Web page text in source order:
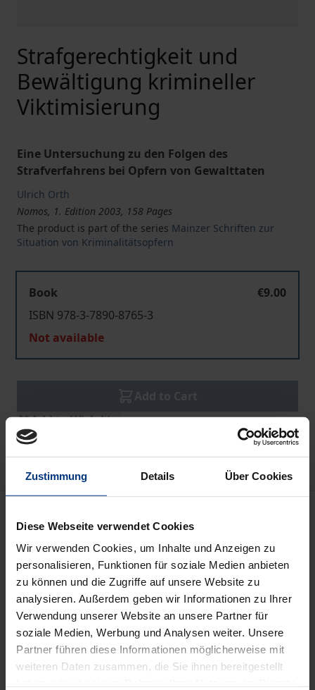
Zustimmung Details Über Cookies
Diese Webseite verwendet Cookies
Wir verwenden Cookies, um Inhalte und Anzeigen zu
personalisieren, Funktionen für soziale Medien anbieten
zu können und die Zugriffe auf unsere Website zu
analysieren. Außerdem geben wir Informationen zu Ihrer
Verwendung unserer Website an unsere Partner für
soziale Medien, Werbung und Analysen weiter. Unsere
Partner führen diese Informationen möglicherweise mit
weiteren Daten zusammen, die Sie ihnen bereitgestellt
Strafgerechtigkeit und
Bewältigung krimineller
Viktimisierung
Eine Untersuchung zu den Folgen des
Strafverfahrens bei Opfern von Gewalttaten
Ulrich Orth
Nomos, 1. Edition 2003, 158 Pages
The product is part of the series Mainzer Schriften zur
Situation von Kriminalitätsopfern
Book
€9.00
ISBN 978-3-7890-8765-3
Not available
Add to Wish List
Delivery cost notice
Edition
1
ISBN
978-3-7890-8765-3
Subtitle